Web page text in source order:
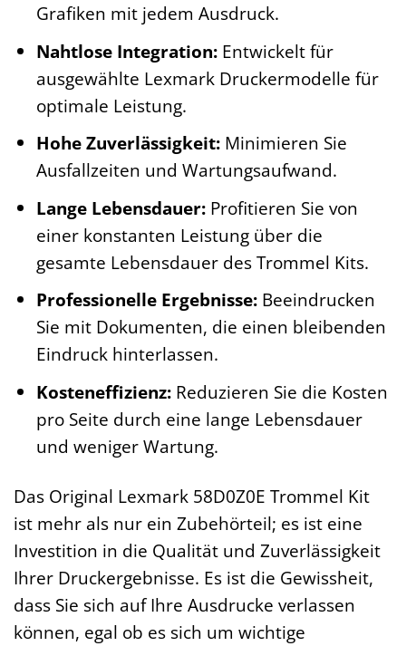
Grafiken mit jedem Ausdruck.
Nahtlose Integration:Entwickelt für
ausgewählte Lexmark Druckermodelle für
optimale Leistung.
Hohe Zuverlässigkeit:Minimieren Sie
Ausfallzeiten und Wartungsaufwand.
Lange Lebensdauer:Profitieren Sie von
einer konstanten Leistung über die
gesamte Lebensdauer des Trommel Kits.
Professionelle Ergebnisse:Beeindrucken
Sie mit Dokumenten, die einen bleibenden
Eindruck hinterlassen.
Kosteneffizienz:Reduzieren Sie die Kosten
pro Seite durch eine lange Lebensdauer
und weniger Wartung.
Das Original Lexmark 58D0Z0E Trommel Kit
ist mehr als nur ein Zubehörteil; es ist eine
Investition in die Qualität und Zuverlässigkeit
Ihrer Druckergebnisse. Es ist die Gewissheit,
dass Sie sich auf Ihre Ausdrucke verlassen
können, egal ob es sich um wichtige